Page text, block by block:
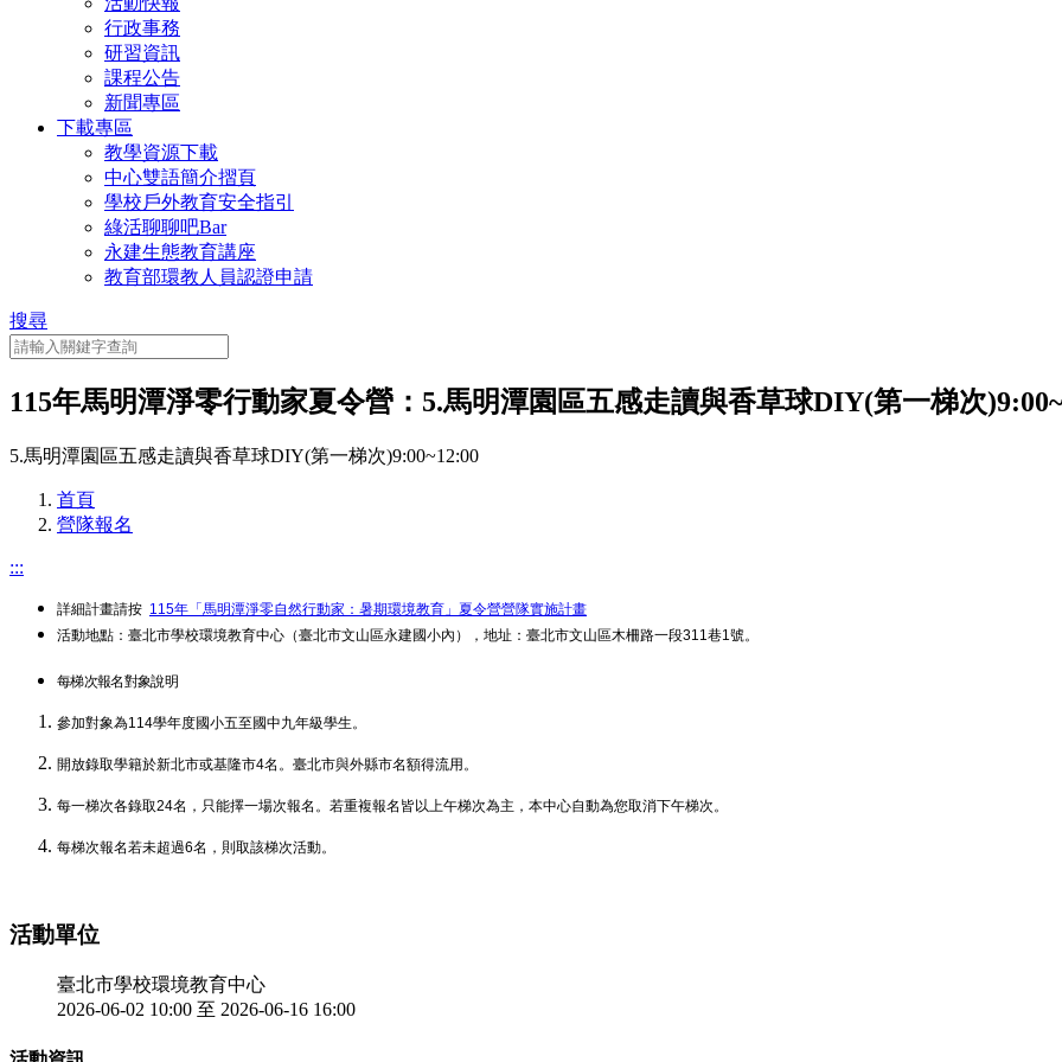
行政事務
研習資訊
課程公告
新聞專區
下載專區
教學資源下載
中心雙語簡介摺頁
學校戶外教育安全指引
綠活聊聊吧Bar
永建生態教育講座
教育部環教人員認證申請
搜尋
115年馬明潭淨零行動家夏令營：5.馬明潭園區五感走讀與香草球DIY(第一梯次
5.馬明潭園區五感走讀與香草球DIY(第一梯次)9:00~12:00
首頁
營隊報名
:::
詳細計畫請按 115年「馬明潭淨零自然行動家：暑期環境教育」夏令營營隊實施計畫
活動地點：臺北市學校環境教育中心（臺北市文山區永建國小內），地址：臺北市文山區木柵路一段311巷1號。
每梯次報名對象說明
參加對象為114學年度國小五至國中九年級學生。
開放錄取學籍於新北市或基隆市4名。臺北市與外縣市名額得流用。
每一梯次各錄取24名，只能擇一場次報名。若重複報名皆以上午梯次為主，本中心自動為您取消下午梯次。
每梯次報名若未超過6名，則取該梯次活動。
活動單位
臺北市學校環境教育中心
2026-06-02 10:00 至 2026-06-16 16:00